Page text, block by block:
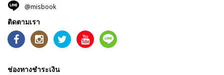
@misbook
ติดตามเรา
ช่องทางชำระเงิน